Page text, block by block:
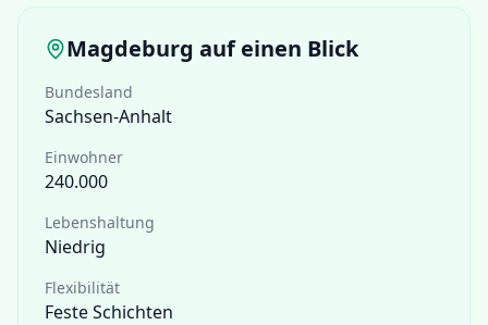
Magdeburg auf einen Blick
Bundesland
Sachsen-Anhalt
Einwohner
240.000
Lebenshaltung
Niedrig
Flexibilität
Feste Schichten